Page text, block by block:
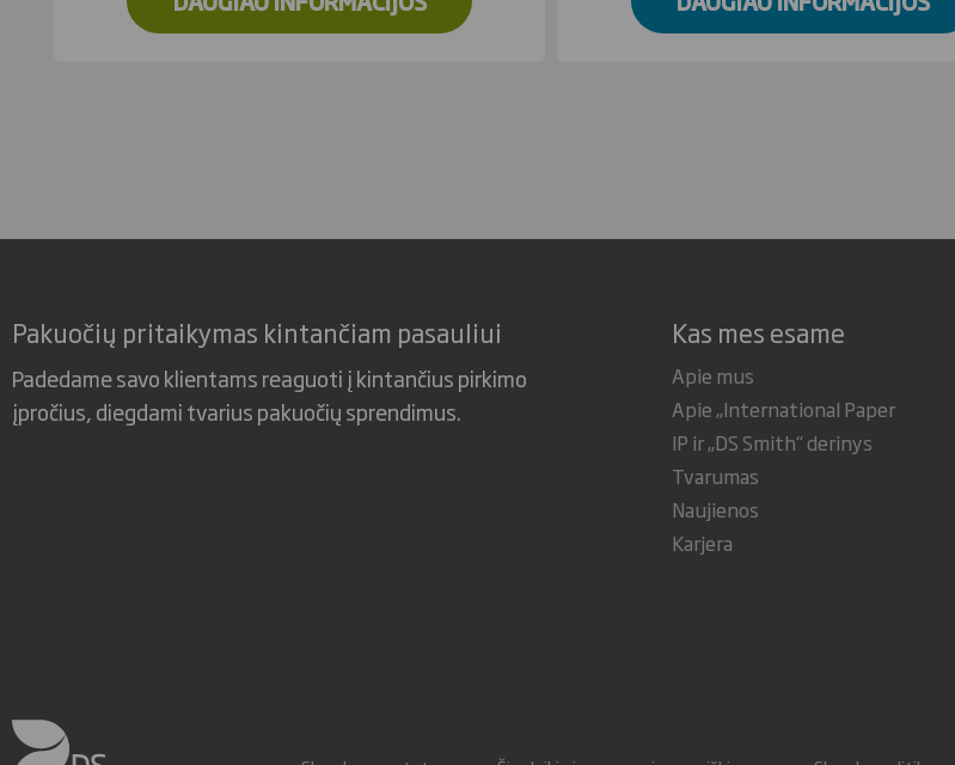
Pakuočių pritaikymas kintančiam pasauliui
Padedame savo klientams reaguoti į kintančius pirkimo
įpročius, diegdami tvarius pakuočių sprendimus.
Kas mes esame
Apie mus
Apie „International Paper
IP ir „DS Smith“ derinys
Tvarumas
Naujienos
Karjera